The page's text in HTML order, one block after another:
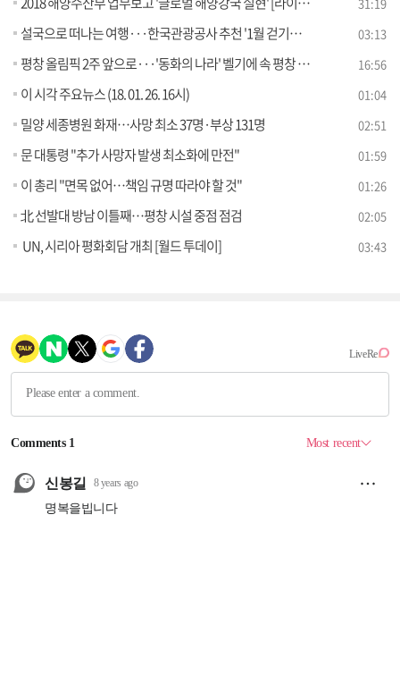
설국으로 떠나는 여행···한국관광공사 추천 '1월 걷기길' [문화 브리핑] 03:13
평창 올림픽 2주 앞으로···'동화의 나라' 벨기에 속 평창 열기 [세계 속 한국] 16:56
이 시각 주요뉴스 (18. 01. 26. 16시) 01:04
밀양 세종병원 화재…사망 최소 37명·부상 131명 02:51
문 대통령 "추가 사망자 발생 최소화에 만전" 01:59
이 총리 "면목 없어…책임 규명 따라야 할 것" 01:26
北 선발대 방남 이틀째…평창 시설 중점 점검 02:05
UN, 시리아 평화회담 개최 [월드 투데이] 03:43